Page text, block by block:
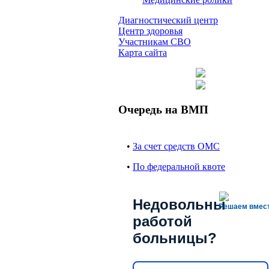
Диагностический центр
Центр здоровья
Участникам СВО
Карта сайта
Очередь на ВМП
• За счет средств ОМС
• По федеральной квоте
Решаем
Недовольны
работой
больницы?